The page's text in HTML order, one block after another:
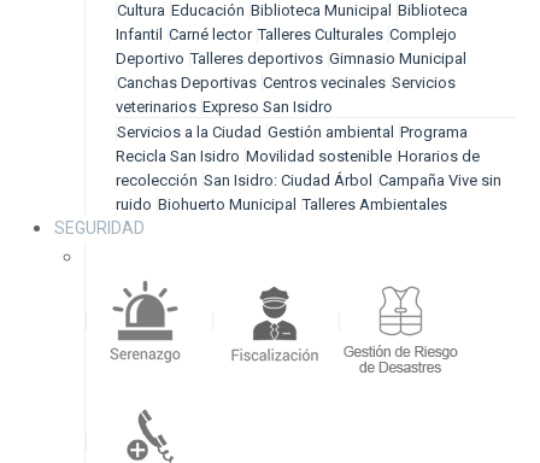
Cultura Educación Biblioteca Municipal Biblioteca
Infantil Carné lector Talleres Culturales Complejo
Deportivo Talleres deportivos Gimnasio Municipal
Canchas Deportivas Centros vecinales Servicios
veterinarios Expreso San Isidro
Servicios a la Ciudad Gestión ambiental Programa
Recicla San Isidro Movilidad sostenible Horarios de
recolección San Isidro: Ciudad Árbol Campaña Vive sin
ruido Biohuerto Municipal Talleres Ambientales
SEGURIDAD